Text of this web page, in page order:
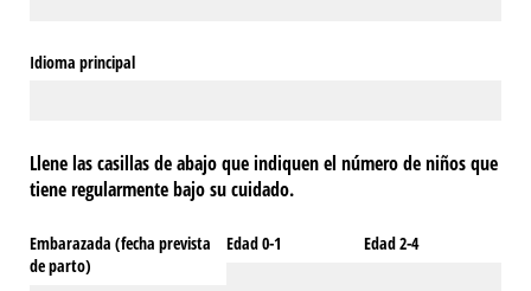
Idioma principal
Llene las casillas de abajo que indiquen el número de niños que
tiene regularmente bajo su cuidado.
Embarazada (fecha prevista
de parto)
Edad 0-1 Edad 2-4